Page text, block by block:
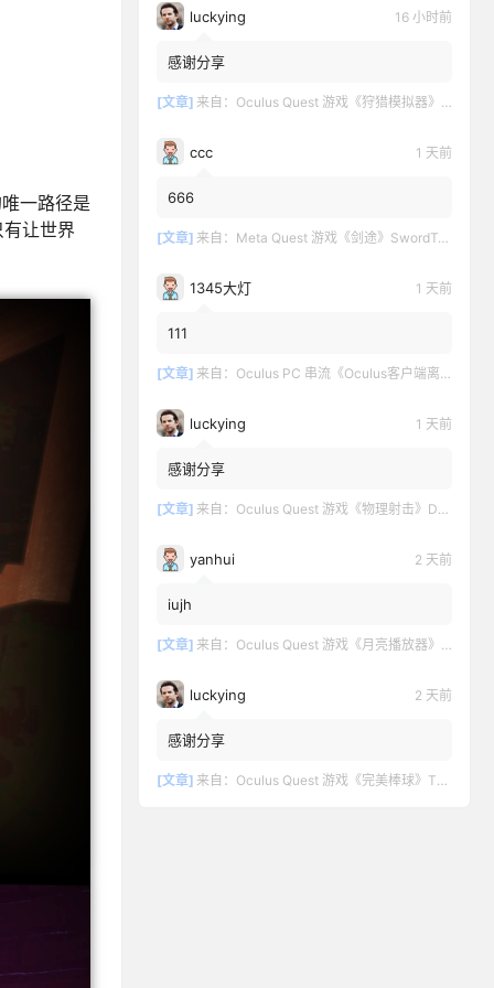
一路径是
让世界
luckying 16 小时前
感谢分享
[文章] 来自： Oculus Quest 游戏《狩猎模拟器》Hunting Simulator
ccc 1 天前
666
[文章] 来自： Meta Quest 游戏《剑途》SwordTrip
1345大灯 1 天前
111
[文章] 来自： Oculus PC 串流《Oculus客户端离线版》最新版下载
luckying 1 天前
感谢分享
[文章] 来自： Oculus Quest 游戏《物理射击》DOWNSHOT
yanhui 2 天前
iujh
[文章] 来自： Oculus Quest 游戏《月亮播放器》Moon VR Video Player
luckying 2 天前
感谢分享
[文章] 来自： Oculus Quest 游戏《完美棒球》TOTALLY BASEBALL